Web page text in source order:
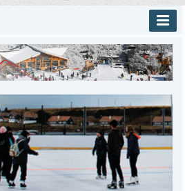
INICIO
PROVINCIALES
DEPORTES
POLICIALES
I-DIARIO
MÁS
BÚSQUEDA